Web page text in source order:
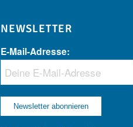
NEWSLETTER
E-Mail-Adresse: